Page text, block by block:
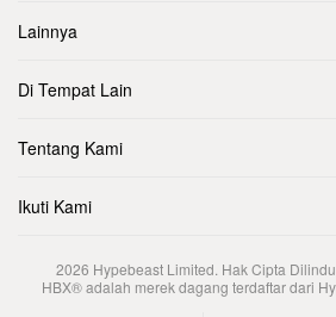
Lainnya
Di Tempat Lain
Tentang Kami
Ikuti Kami
2026 Hypebeast Limited. Hak Cipta
HBX® adalah merek dagang terdaftar dari